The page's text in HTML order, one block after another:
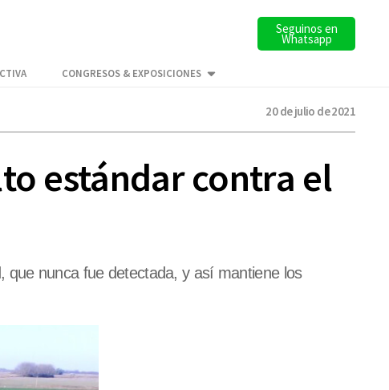
Seguinos en
Whatsapp
CONGRESOS & EXPOSICIONES
20 de julio de 2021
estándar contra el
que nunca fue detectada, y así mantiene los